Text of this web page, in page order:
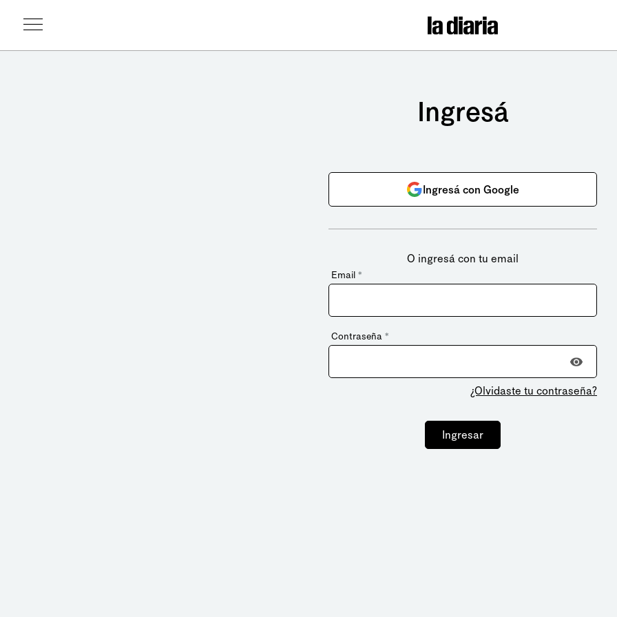
Ingresá
Ingresá con Google
O ingresá con tu email
Email *
Contraseña *
¿Olvidaste tu contraseña?
Ingresar